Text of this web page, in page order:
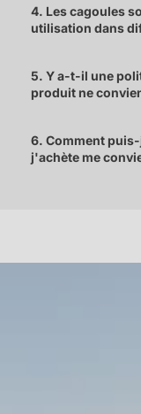
4. Les cagoules
utilisation dans
5. Y a-t-il une
produit ne
6. Comment
j'achète me